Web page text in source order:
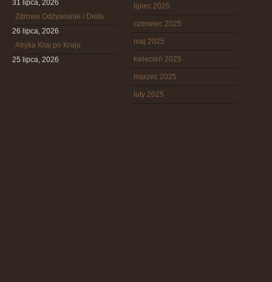
31 lipca, 2026
Zdrowe Odżywianie i Dieta
26 lipca, 2026
Afryka Kraj po Kraju
25 lipca, 2026
lipiec 2025
czerwiec 2025
maj 2025
kwiecień 2025
marzec 2025
luty 2025